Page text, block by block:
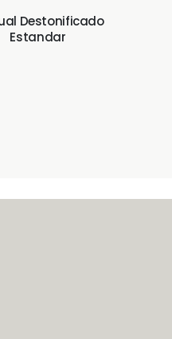
Destonificado
Estandar